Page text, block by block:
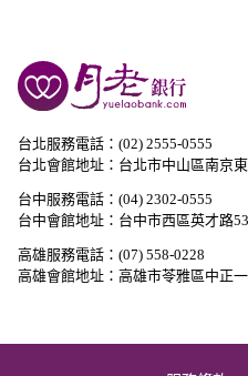
台北服務電話：(02) 2555-0555
台北會館地址：台北市中山區南京
台中服務電話：(04) 2302-0555
台中會館地址：台中市西區英才路
高雄服務電話：(07) 558-0228
高雄會館地址：高雄市苓雅區中正